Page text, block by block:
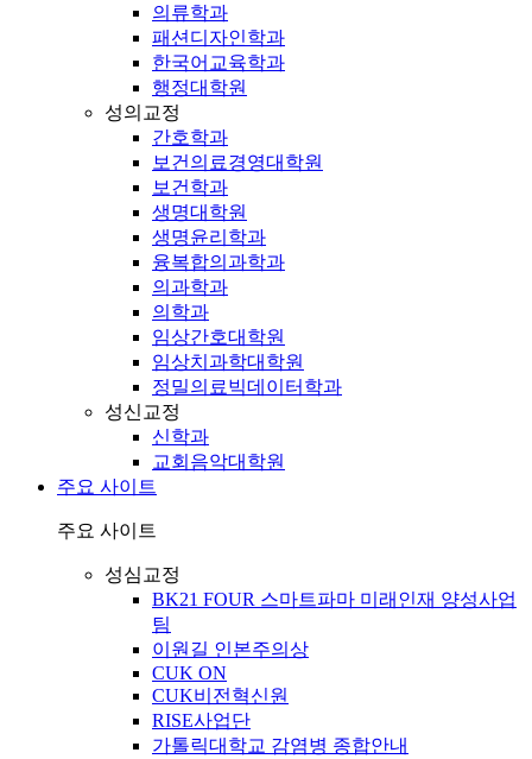
의류학과
패션디자인학과
한국어교육학과
행정대학원
성의교정
간호학과
보건의료경영대학원
보건학과
생명대학원
생명윤리학과
융복합의과학과
의과학과
의학과
임상간호대학원
임상치과학대학원
정밀의료빅데이터학과
성신교정
신학과
교회음악대학원
주요 사이트
주요 사이트
성심교정
BK21 FOUR 스마트파마 미래인재 양성사업
팀
이원길 인본주의상
CUK ON
CUK비전혁신원
RISE사업단
가톨릭대학교 감염병 종합안내